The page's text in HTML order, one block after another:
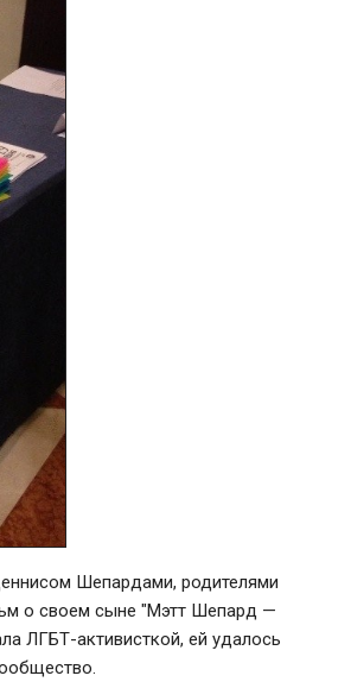
Шепардами, родителями
о своем сыне "Мэтт Шепард —
ЛГБТ-активисткой, ей удалось